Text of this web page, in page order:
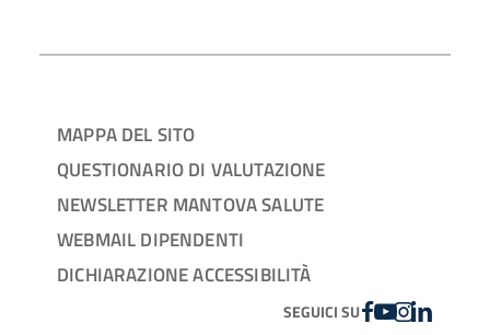
MAPPA DEL SITO
QUESTIONARIO DI VALUTAZIONE
NEWSLETTER MANTOVA SALUTE
WEBMAIL DIPENDENTI
DICHIARAZIONE ACCESSIBILITÀ
SEGUICI SUFACEBOOK
YOUTUBE
INSTAGRAM
LINKEDIN